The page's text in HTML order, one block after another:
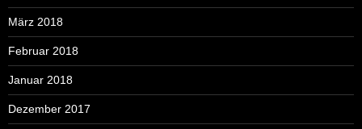
März 2018
Februar 2018
Januar 2018
Dezember 2017